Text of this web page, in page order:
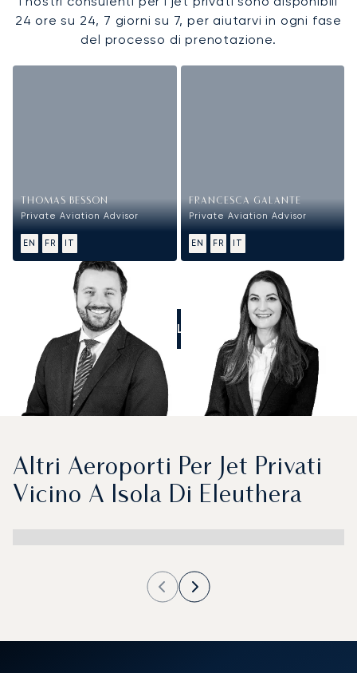
24 ore su 24, 7 giorni su 7, per aiutarvi in ogni fase
del processo di prenotazione.
THOMAS BESSON
Private Aviation Advisor
EN FR IT
FRANCESCA GALANTE
Private Aviation Advisor
EN FR IT
CALL US
Altri Aeroporti Per Jet Privati
Vicino A Isola Di Eleuthera